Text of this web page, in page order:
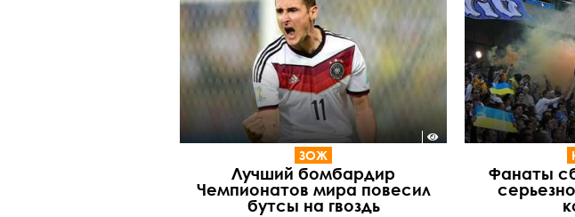
ЗОЖ
Лучший бомбардир
Чемпионатов мира повесил
бутсы на гвоздь
Фанаты